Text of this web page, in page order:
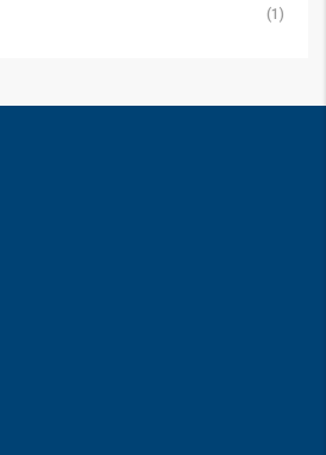
(1)